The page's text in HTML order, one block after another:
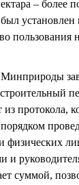
– более
пользования
протокола,
физических
и
суммой,